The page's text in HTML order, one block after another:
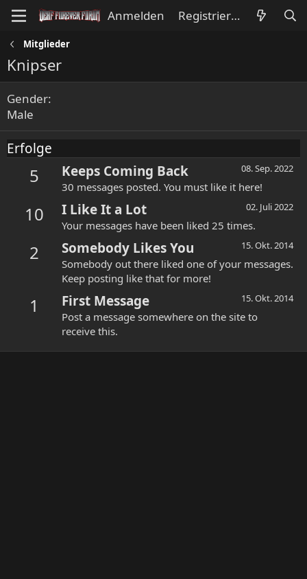
Anmelden Registrieren
Mitglieder
Knipser
Gender
Male
Erfolge
5 08. Sep. 2022
Keeps Coming Back
30 messages posted. You must like it here!
10 02. Juli 2022
I Like It a Lot
Your messages have been liked 25 times.
2 15. Okt. 2014
Somebody Likes You
Somebody out there liked one of your messages.
Keep posting like that for more!
1 15. Okt. 2014
First Message
Post a message somewhere on the site to
receive this.